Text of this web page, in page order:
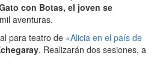
con Botas, el joven se
aventuras.
para teatro de «Alicia en el país de
. Realizarán dos sesiones, a